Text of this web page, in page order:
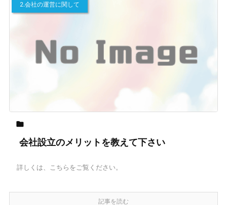

2.会社の運営に関して
会社設立のメリットを教えて下さい
詳しくは、こちらをご覧ください。
記事を読む